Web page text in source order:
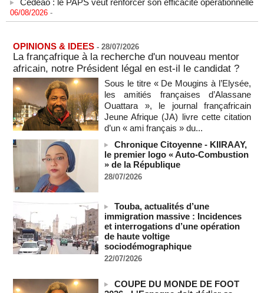
06/08/2026
L'armée nigériane obtient une hausse salariale historique
Au Nigeria, plus de 300 victimes d’enlèvements ont été
libérées
06/08/2026 -
Au Nigeria, plus de 300 victimes d’enlèvements ont été
libérées
06/08/2026 -
Soutenir l’intégrité de l’information à Sao Tomé-et-Principe à
l’approche des élections
06/08/2026 -
Taïwan bloque un pont stratégique lors de la simulation d'une
invasion par la Chine
06/08/2026 -
Les Bourses mondiales suspendues au Moyen-Orient,
records en Europe
06/08/2026 -
Soudan du Sud : Les avocats de Riek Machar sollicitent un
accès à leur client avant la prochaine audience
France-Algérie: l'affaire Mehdi Laribi relance la coopération
policière contre le narcotrafic
OPINIONS & IDEES - 28/07/2026
La françafrique à la recherche d'un nouveau mentor
africain, notre Président légal en est-il le candidat ?
Sous le titre « De Mougins à l’Elysée,
les amitiés françaises d’Alassane
Ouattara », le journal françafricain
Jeune Afrique (JA) livre cette citation
d’un « ami français » du...
Chronique Citoyenne - KIIRAAY,
le premier logo « Auto-Combustion
» de la République
28/07/2026
Touba, actualités d’une
immigration massive : Incidences
et interrogations d’une opération
de haute voltige
sociodémographique
22/07/2026
COUPE DU MONDE DE FOOT